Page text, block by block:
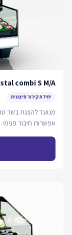
combi S M/A
יחידת קירור חיצונית
מנועד להצגת בשר
אפשרות חיבור